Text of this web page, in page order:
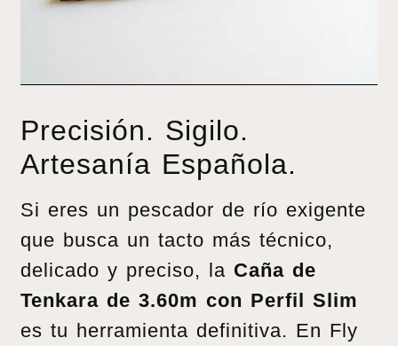
Precisión. Sigilo.
Artesanía Española.
Si eres un pescador de río exigente
que busca un tacto más técnico,
delicado y preciso, la Caña de
Tenkara de 3.60m con Perfil Slim
es tu herramienta definitiva. En Fly